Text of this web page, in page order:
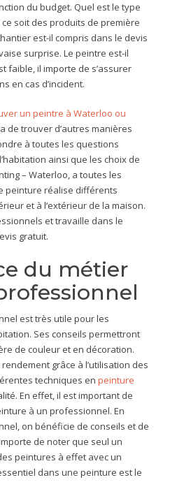
du budget. Quel est le type
soit des produits de première
est-il compris dans le devis
surprise. Le peintre est-il
faible, il importe de s’assurer
en cas d’incident.
un peintre à Waterloo ou
de trouver d’autres manières
à toutes les questions
ainsi que les choix de
– Waterloo, a toutes les
peinture réalise différents
et à l’extérieur de la maison.
et travaille dans le
gratuit.
du métier
est très utile pour les
Ses conseils permettront
de couleur et en décoration.
grâce à l’utilisation des
techniques en peinture
En effet, il est important de
à un professionnel. En
on bénéficie de conseils et de
de noter que seul un
peintures à effet avec un
dans une peinture est le